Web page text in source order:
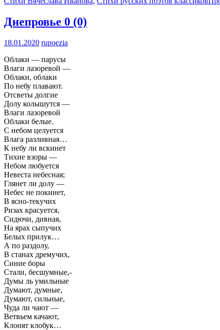
Днепровье 0 (0)
18.01.2020 rupoezia
Облаки — парусы
Влаги лазоревой —
Облаки, облаки
По небу плавают.
Отсветы долгие
Долу колышутся —
Влаги лазоревой
Облаки белые.
С небом целуется
Влага разливная…
К небу ли вскинет
Тихие взоры —
Небом любуется
Невеста небесная;
Глянет ли долу —
Небес не покинет,
В ясно-текучих
Ризах красуется,
Сидючи, дивная,
На ярах сыпучих
Белых прилук…
А по раздолу,
В станах дремучих,
Синие боры
Стали, бесшумные,-
Думы ль умильные
Думают, думные,
Думают, сильные,
Чуда ли чают —
Ветвьем качают,
Клонят клобук…